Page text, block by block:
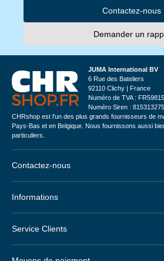
Contactez-nous
Demander un
JUMA International BV
6 Rue des Bateliers
92110 Clichy | France
Numéro de TVA :
Numéro Siren : 815313275
CHRshop est l'un des plus grands fournisseurs de
Pays-Bas et en Belgique. Nous fournissons aussi
particuliers.
Contactez-nous
Informations
Service Clients